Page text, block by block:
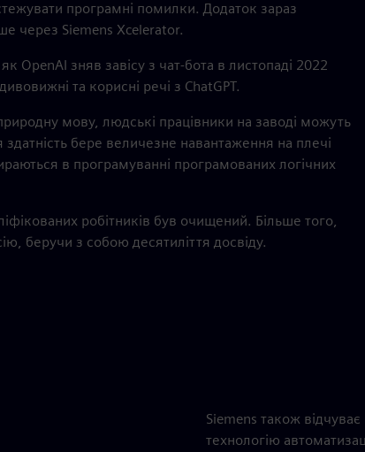
програмні помилки. Додаток зараз
через Siemens Xcelerator.
OpenAI зняв завісу з чат-бота в листопаді 2022
та корисні речі з ChatGPT.
мову, людські працівники на заводі можуть
бере величезне навантаження на плечі
в програмуванні програмованих логічних
робітників був очищений. Більше того,
беручи з собою десятиліття досвіду.
Siemens також
технологію